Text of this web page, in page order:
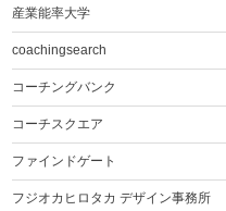
産業能率大学
coachingsearch
コーチングバンク
コーチスクエア
ファインドゲート
フジオカヒロタカ デザイン事務所